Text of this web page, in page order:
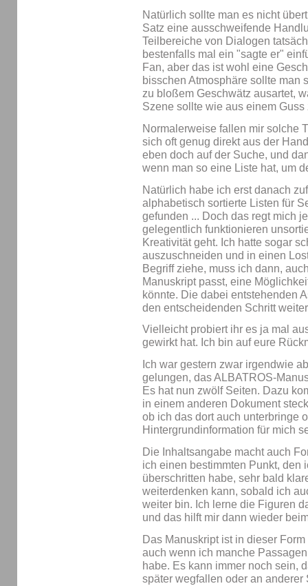
Natürlich sollte man es nicht
Satz eine ausschweifende
Teilbereiche von Dialogen
bestenfalls mal ein "sagte er"
Fan, aber das ist wohl eine
bisschen Atmosphäre sollte man
zu bloßem Geschwätz ausartet,
Szene sollte wie aus einem Guss
Normalerweise fallen mir solche
sich oft genug direkt aus der
eben doch auf der Suche, und
wenn man so eine Liste hat, um
Natürlich habe ich erst danach
alphabetisch sortierte Listen für
gefunden ... Doch das regt mich
gelegentlich funktionieren
Kreativität geht. Ich hatte sogar
auszuschneiden und in einen
Begriff ziehe, muss ich dann,
Manuskript passt, eine
könnte. Die dabei entstehenden
den entscheidenden Schritt
Vielleicht probiert ihr es ja mal
gewirkt hat. Ich bin auf eure
Ich war gestern zwar irgendwie
gelungen, das ALBATROS-
Es hat nun zwölf Seiten. Dazu
in einem anderen Dokument
ob ich das dort auch unterbringe
Hintergrundinformation für mich
Die Inhaltsangabe macht auch
ich einen bestimmten Punkt, den
überschritten habe, sehr bald
weiterdenken kann, sobald ich
weiter bin. Ich lerne die Figuren
und das hilft mir dann wieder
Das Manuskript ist in dieser
auch wenn ich manche
habe. Es kann immer noch sein,
später wegfallen oder an